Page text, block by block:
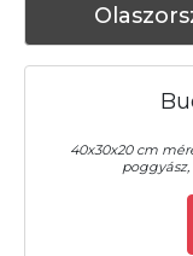
40x30x20 cm